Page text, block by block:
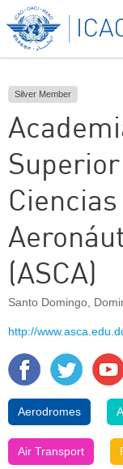
Silver Member
Ciencias
(ASCA)
Santo Domingo,
http://
Aerodromes
Air Transport